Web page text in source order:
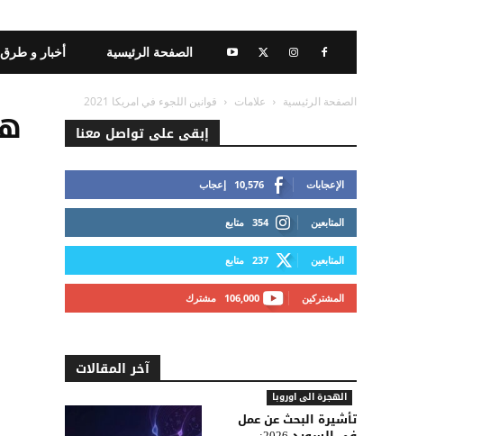
أخبار و الصفحة الرئيسية
الصفحة الرئيسية علامات قوانين اللجوء في امريكا 2021
إبقى على تواصل معنا
10,576 إعجاب الإعجابات
354 متابع المتابعين
237 متابع المتابعين
106,000 مشترك المشتركين
آخر المقالات
الهجرة الى اوروبا
تأشيرة البحث عن عمل